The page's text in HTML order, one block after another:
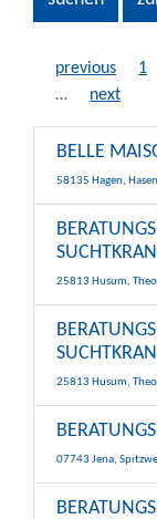
previous 1
…
next
BELLE
58135 Hagen,
25813 Husum,
25813 Husum,
07743 Jena,